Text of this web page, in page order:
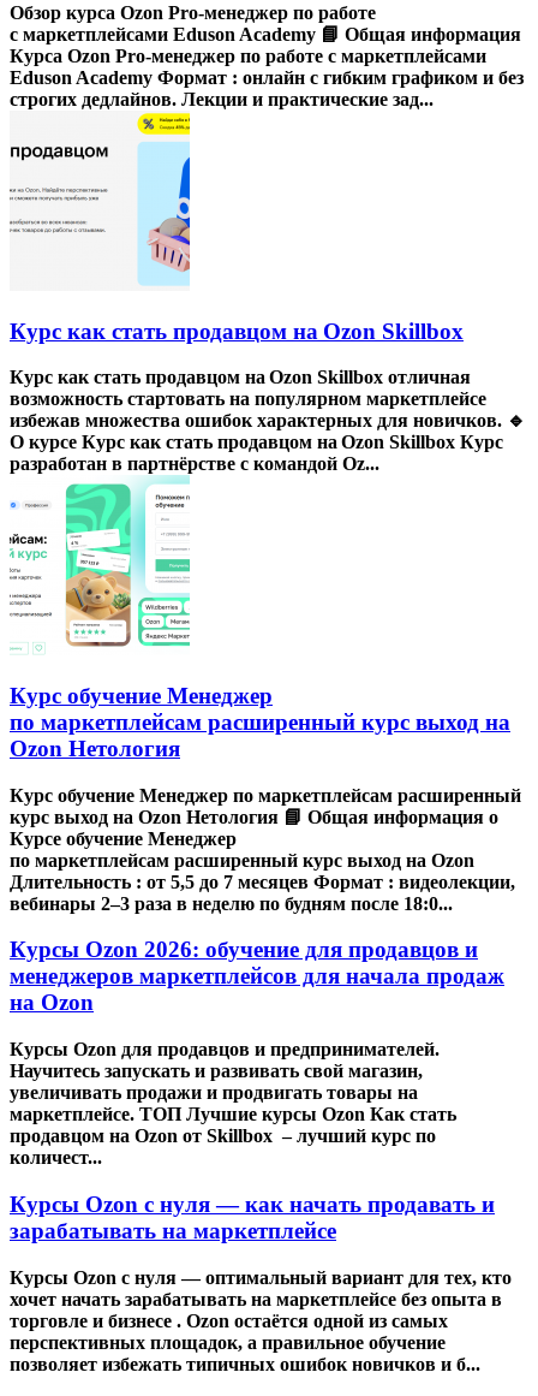
Обзор курса Ozon Pro-менеджер по работе
с маркетплейсами Eduson Academy 📘 Общая информация
Курса Ozon Pro-менеджер по работе с маркетплейсами
Eduson Academy Формат : онлайн с гибким графиком и без
строгих дедлайнов. Лекции и практические зад...
Курс как стать продавцом на Ozon Skillbox
Курс как стать продавцом на Ozon Skillbox отличная
возможность стартовать на популярном маркетплейсе
избежав множества ошибок характерных для новичков. 🔹
О курсе Курс как стать продавцом на Ozon Skillbox Курс
разработан в партнёрстве с командой Oz...
Курс обучение Менеджер
по маркетплейсам расширенный курс выход на
Ozon Нетология
Курс обучение Менеджер по маркетплейсам расширенный
курс выход на Ozon Нетология 📘 Общая информация о
Курсе обучение Менеджер
по маркетплейсам расширенный курс выход на Ozon
Длительность : от 5,5 до 7 месяцев Формат : видеолекции,
вебинары 2–3 раза в неделю по будням после 18:0...
Курсы Ozon 2026: обучение для продавцов и
менеджеров маркетплейсов для начала продаж
на Ozon
Курсы Ozon для продавцов и предпринимателей.
Научитесь запускать и развивать свой магазин,
увеличивать продажи и продвигать товары на
маркетплейсе. ТОП Лучшие курсы Ozon Как стать
продавцом на Ozon от Skillbox – лучший курс по
количест...
Курсы Ozon с нуля — как начать продавать и
зарабатывать на маркетплейсе
Курсы Ozon с нуля — оптимальный вариант для тех, кто
хочет начать зарабатывать на маркетплейсе без опыта в
торговле и бизнесе . Ozon остаётся одной из самых
перспективных площадок, а правильное обучение
позволяет избежать типичных ошибок новичков и б...